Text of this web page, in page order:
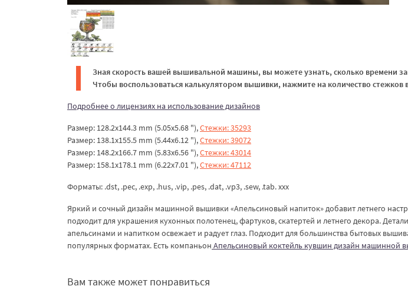
Зная скорость вашей вышивальной машины, вы можете узнать, сколько времени
Чтобы воспользоваться калькулятором вышивки, нажмите на количество стежков
Подробнее о лицензиях на использование дизайнов
Размер: 128.2x144.3 mm (5.05x5.68 "),Стежки: 35293
Размер: 138.1x155.5 mm (5.44x6.12 "),Стежки: 39072
Размер: 148.2x166.7 mm (5.83x6.56 "),Стежки: 43014
Размер: 158.1x178.1 mm (6.22x7.01 "),Стежки: 47112
Форматы: .dst, .pec, .exp, .hus, .vip, .pes, .dat, .vp3, .sew, .tab. xxx
Яркий и сочный дизайн машинной вышивки «Апельсиновый напиток» добавит летнего
подходит для украшения кухонных полотенец, фартуков, скатертей и летнего декора.
апельсинами и напитком освежает и радует глаз. Подходит для большинства бытовых
популярных форматах. Есть компаньон Апельсиновый коктейль кувшин дизайн машинной
Вам также может понравиться